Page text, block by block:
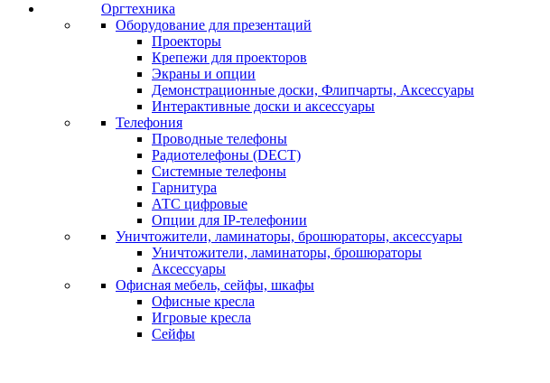
Оргтехника
Оборудование для презентаций
Проекторы
Крепежи для проекторов
Экраны и опции
Демонстрационные доски, Флипчарты, Аксессуары
Интерактивные доски и аксессуары
Телефония
Проводные телефоны
Радиотелефоны (DECT)
Системные телефоны
Гарнитура
АТС цифровые
Опции для IP-телефонии
Уничтожители, ламинаторы, брошюраторы, аксессуары
Уничтожители, ламинаторы, брошюраторы
Аксессуары
Офисная мебель, сейфы, шкафы
Офисные кресла
Игровые кресла
Сейфы